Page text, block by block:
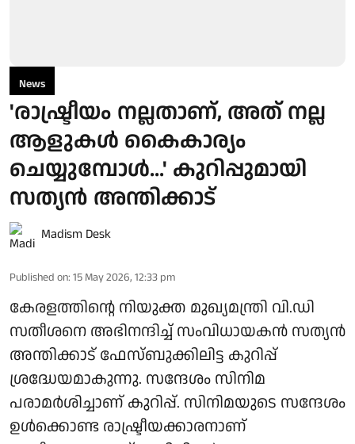
News
'രാഷ്ട്രീയം നല്ലതാണ്, അത് നല്ല
ആളുകൾ കൈകാര്യം
ചെയ്യുമ്പോൾ...' കുറിപ്പുമായി
സത്യൻ അന്തിക്കാട്
Madism Desk
Published on: 15 May 2026, 12:33 pm
കേരളത്തിന്റെ നിയുക്ത മുഖ്യമന്ത്രി വി.ഡി
സതീശനെ അഭിനന്ദിച്ച് സംവിധായകൻ സത്യൻ
അന്തിക്കാട് ഫേസ്ബുക്കിലിട്ട കുറിപ്പ്
ശ്രദ്ധേയമാകുന്നു. സന്ദേശം സിനിമ
പരാമർശിച്ചാണ് കുറിപ്പ്. സിനിമയുടെ സന്ദേശം
ഉൾക്കൊണ്ട രാഷ്ട്രീയക്കാരനാണ്